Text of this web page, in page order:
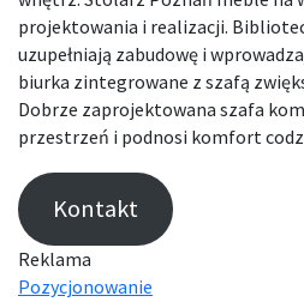
projektowania i realizacji.
uzupełniają zabudowę i
biurka zintegrowane z szafą
Dobrze zaprojektowana szafa
przestrzeń i podnosi komfort
Kontakt
Reklama
Pozycjonowanie